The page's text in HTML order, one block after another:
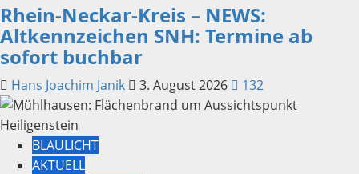
Rhein-Neckar-Kreis – NEWS:
Altkennzeichen SNH: Termine ab
sofort buchbar
Hans Joachim Janik 3. August 2026 132
BLAULICHT
AKTUELL